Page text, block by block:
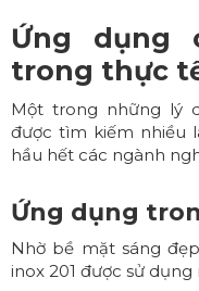
Ứng dụng
trong thực
Một trong những lý
được tìm kiếm nhiều
hầu hết các ngành
Ứng dụng
Nhờ bề mặt sáng
inox 201 được sử dụng